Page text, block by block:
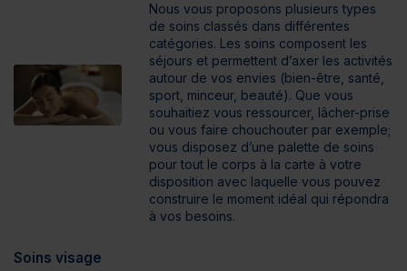
Nous vous proposons plusieurs types
de soins classés dans différentes
catégories. Les soins composent les
séjours et permettent d’axer les activités
autour de vos envies (bien-être, santé,
sport, minceur, beauté). Que vous
souhaitiez vous ressourcer, lâcher-prise
ou vous faire chouchouter par exemple;
vous disposez d’une palette de soins
pour tout le corps à la carte à votre
disposition avec laquelle vous pouvez
construire le moment idéal qui répondra
à vos besoins.
Soins visage